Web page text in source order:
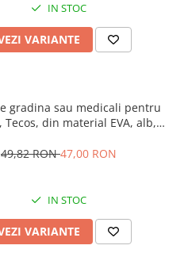
IN STOC
VARIANTE
gradina sau medicali pentru
Tecos, din material EVA, alb,
foarte usori, 26 centimetri
49,82 RON47,00 RON
IN STOC
VARIANTE